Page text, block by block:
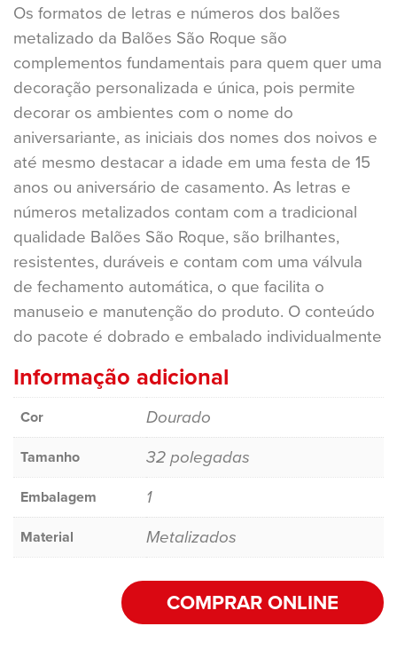
Os formatos de letras e números dos balões
metalizado da Balões São Roque são
complementos fundamentais para quem quer uma
decoração personalizada e única, pois permite
decorar os ambientes com o nome do
aniversariante, as iniciais dos nomes dos noivos e
até mesmo destacar a idade em uma festa de 15
anos ou aniversário de casamento. As letras e
números metalizados contam com a tradicional
qualidade Balões São Roque, são brilhantes,
resistentes, duráveis e contam com uma válvula
de fechamento automática, o que facilita o
manuseio e manutenção do produto. O conteúdo
do pacote é dobrado e embalado individualmente
Informação adicional
Cor Dourado
Tamanho 32 polegadas
Embalagem 1
Material Metalizados
COMPRAR ONLINE